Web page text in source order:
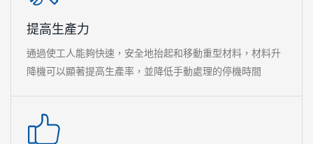
提高生產力
通過使工人能夠快速，安全地抬起和移動重型材料，材料升
降機可以顯著提高生產率，並降低手動處理的停機時間